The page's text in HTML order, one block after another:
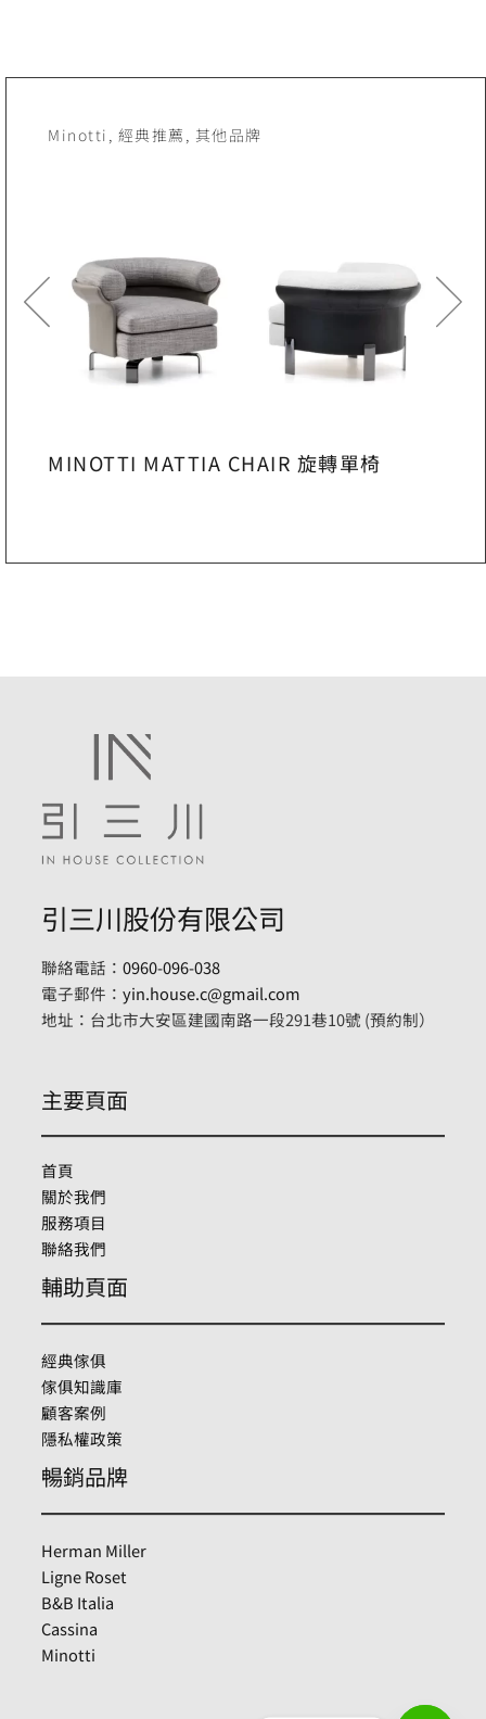
Minotti 經典推薦 其他品牌
MINOTTI MATTIA CHAIR 旋轉單椅
引三川股份有限公司
聯絡電話： 0960-096-038
電子郵件： yin.house.c@gmail.com
地址：台北市大安區建國南路一段291巷10號 (預約制）
主要頁面
首頁
關於我們
服務項目
聯絡我們
輔助頁面
經典傢俱
傢俱知識庫
顧客案例
隱私權政策
暢銷品牌
Herman Miller
Ligne Roset
B&B Italia
Cassina
Minotti